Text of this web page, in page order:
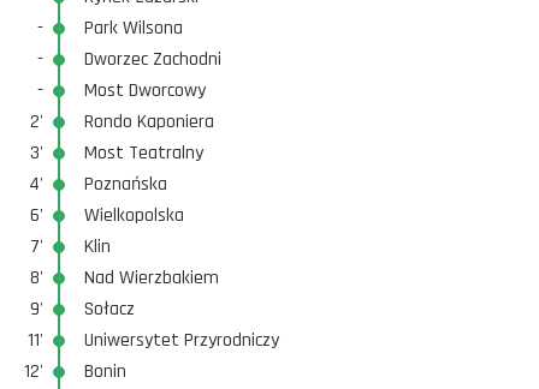
-
Park Wilsona
-
Dworzec Zachodni
-
Most Dworcowy
2'
Rondo Kaponiera
3'
Most Teatralny
4'
Poznańska
6'
Wielkopolska
7'
Klin
8'
Nad Wierzbakiem
9'
Sołacz
11'
Uniwersytet Przyrodniczy
12'
Bonin